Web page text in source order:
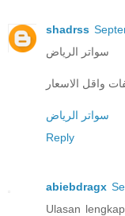
shadrss
سواتر الرياض
واقل الاسعار
سواتر الرياض
Reply
abiebdragx
Ulasan